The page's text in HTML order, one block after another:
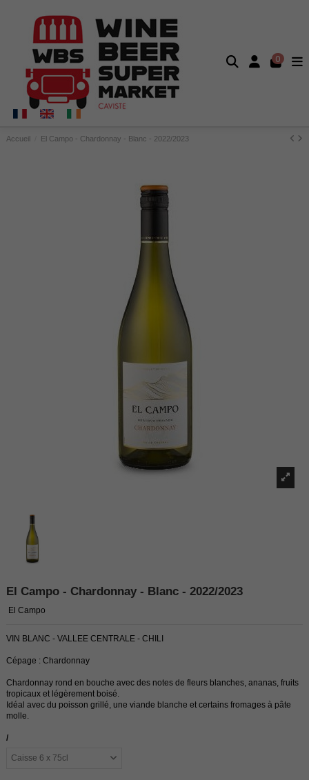
0
Accueil El Campo - Chardonnay - Blanc - 2022/2023
El Campo - Chardonnay - Blanc - 2022/2023
El Campo
VIN BLANC - VALLEE CENTRALE - CHILI
Cépage : Chardonnay
Chardonnay rond en bouche avec des notes de fleurs blanches, ananas, fruits
tropicaux et légèrement boisé.
Idéal avec du poisson grillé, une viande blanche et certains fromages à pâte
molle.
/